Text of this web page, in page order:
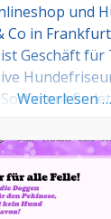
und
Co in
ist Geschäft
Sortiment
Von
zu
begehren.
Weiterlesen …